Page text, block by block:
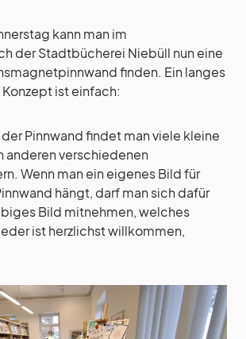
kann man im
der Stadtbücherei Niebüll nun eine
finden. Ein langes
ist einfach:
Pinnwand findet man viele kleine
anderen verschiedenen
Wenn man ein eigenes Bild für
hängt, darf man sich dafür
Bild mitnehmen, welches
ist herzlichst willkommen,